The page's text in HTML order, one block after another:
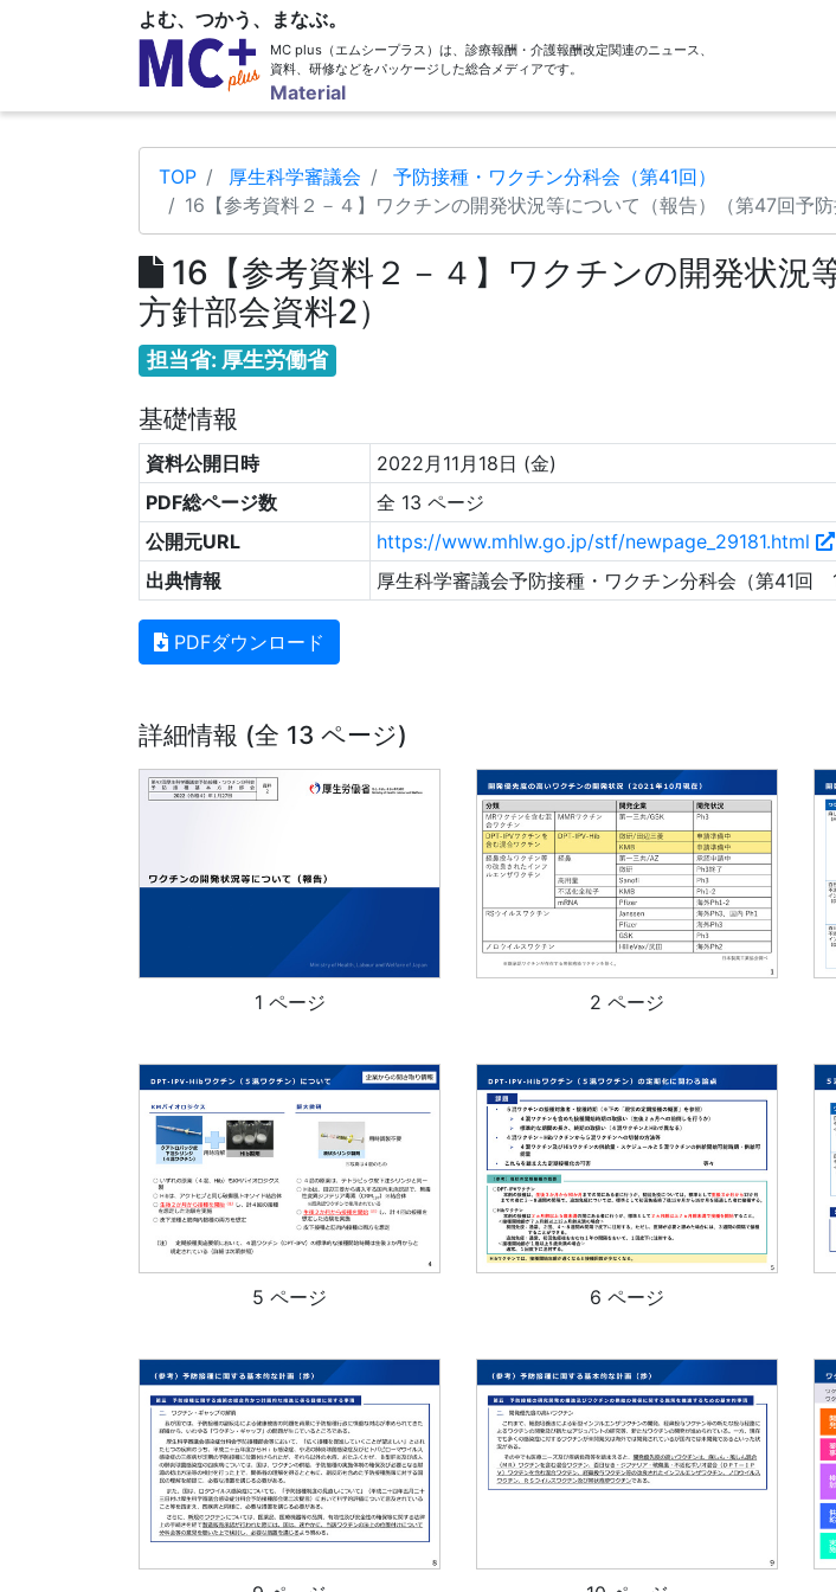
よむ、つかう、まなぶ。
MC plus（エムシープラス）は、診療報酬・介護報酬改定関連のニュース、
資料、研修などをパッケージした総合メディアです。
Material
TOP 厚生科学審議会
予防接種・ワクチン分科会（第41回）
16【参考資料２－４】ワクチンの開発状況等について（報告）（第47回予防
16【参考資料２－４】ワクチンの開発状況
方針部会資料2）
担当省: 厚生労働省
基礎情報
資料公開日時
2022月11月18日 (金)
PDF総ページ数
全 13 ページ
公開元URL
https://www.mhlw.go.jp/stf/newpage_29181.html
出典情報
厚生科学審議会予防接種・ワクチン分科会（第41回
PDFダウンロード
詳細情報 (全 13 ページ)
1 ページ 2 ページ
5 ページ 6 ページ